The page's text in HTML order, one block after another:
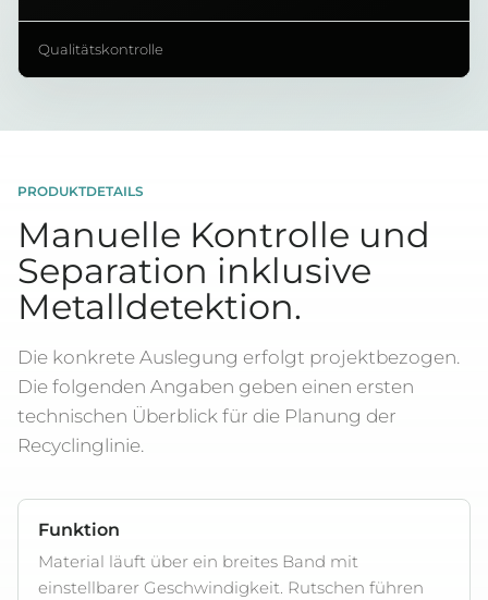
Qualitätskontrolle
PRODUKTDETAILS
Manuelle Kontrolle und
Separation inklusive
Metalldetektion.
Die konkrete Auslegung erfolgt projektbezogen.
Die folgenden Angaben geben einen ersten
technischen Überblick für die Planung der
Recyclinglinie.
Funktion
Material läuft über ein breites Band mit
einstellbarer Geschwindigkeit. Rutschen führen